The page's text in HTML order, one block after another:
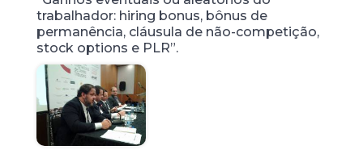
trabalhador: hiring bonus, bônus de
permanência, cláusula de não-competição,
stock options e PLR”.